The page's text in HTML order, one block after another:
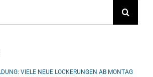
VIELE NEUE LOCKERUNGEN AB MONTAG